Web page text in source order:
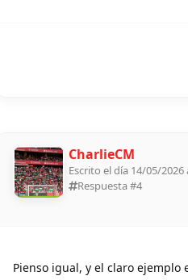
CharlieCM
Escrito el día 14/05/2026
Respuesta #4
Pienso igual, y el claro ejemplo